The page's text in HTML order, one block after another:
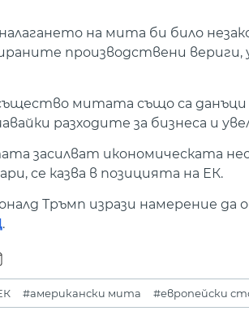
на мита би било
производствени
митата също са
разходите за бизнеса и
засилват икономическата
се казва в позицията на ЕК.
Тръмп изрази намерение да
.
#американски мита #европейски